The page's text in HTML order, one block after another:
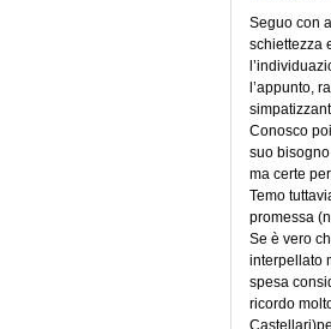
Seguo con
schiettezza
l’appunto,
Conosco
suo
ma certe
Temo
promessa
Se è vero
interpellato
spesa
ricordo